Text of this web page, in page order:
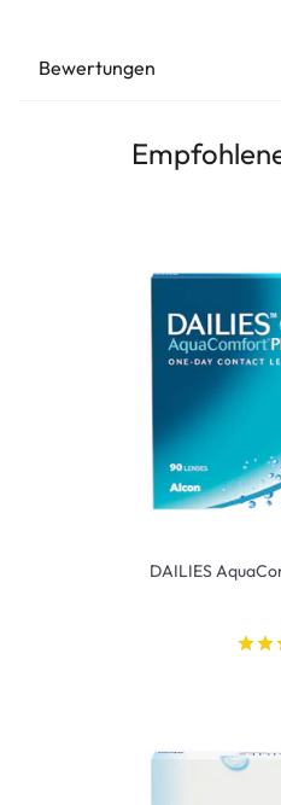
Bewertungen
DAILIES